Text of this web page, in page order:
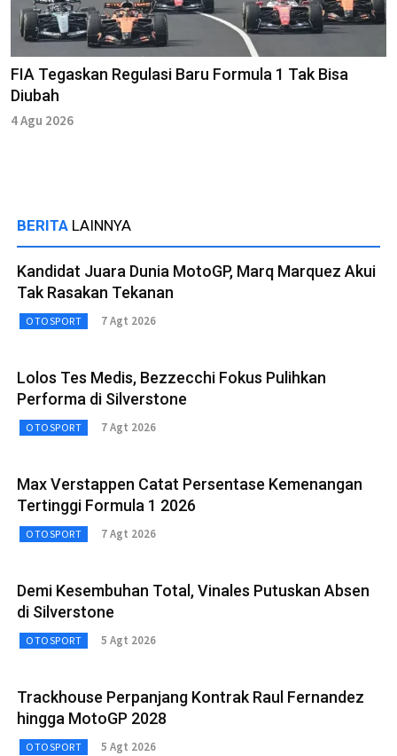
FIA Tegaskan Regulasi Baru Formula 1 Tak Bisa
Diubah
4 Agu 2026
BERITA LAINNYA
Kandidat Juara Dunia MotoGP, Marq Marquez Akui
Tak Rasakan Tekanan
OTOSPORT 7 Agt 2026
Lolos Tes Medis, Bezzecchi Fokus Pulihkan
Performa di Silverstone
OTOSPORT 7 Agt 2026
Max Verstappen Catat Persentase Kemenangan
Tertinggi Formula 1 2026
OTOSPORT 7 Agt 2026
Demi Kesembuhan Total, Vinales Putuskan Absen
di Silverstone
OTOSPORT 5 Agt 2026
Trackhouse Perpanjang Kontrak Raul Fernandez
hingga MotoGP 2028
OTOSPORT 5 Agt 2026